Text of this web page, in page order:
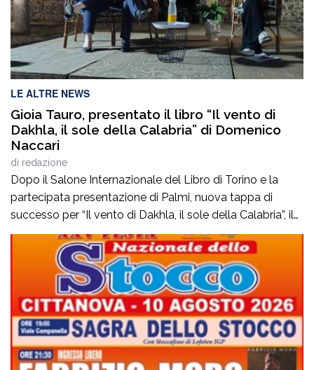
LE ALTRE NEWS
Gioia Tauro, presentato il libro “Il vento di
Dakhla, il sole della Calabria” di Domenico
Naccari
di redazione
Dopo il Salone Internazionale del Libro di Torino e la
partecipata presentazione di Palmi, nuova tappa di
successo per “Il vento di Dakhla, il sole della Calabria”, il
libro dell’avv. Domenico Naccari, Console Onorario del
Regno del Marocco in Calabria, presentato a Gioia Tauro
nell’ambito del Festival della Letteratura “Tauro Book
2026”. La serata, svoltasi […]